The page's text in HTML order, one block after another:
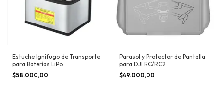
Estuche Ignífugo de Transporte
para Baterías LiPo
$58.000,00
Parasol y Protector de Pantalla
para DJI RC/RC2
$49.000,00